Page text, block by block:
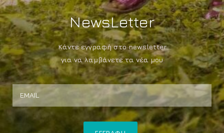
NewsLetter
Κάντε εγγραφή στο newsletter
για να λαμβάνετε τα νέα μου